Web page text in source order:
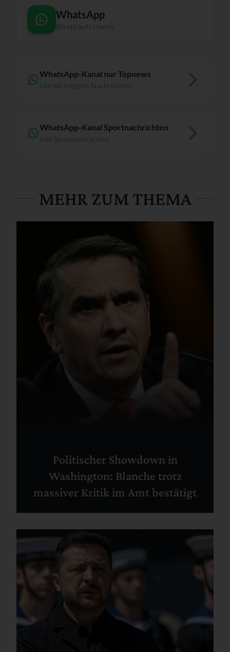
WhatsApp
WhatsApp-Kanal nur Topnews
WhatsApp-Kanal Sportnachrichten
MEHR ZUM THEMA
Politischer Showdown in
Washington: Blanche trotz
massiver Kritik im Amt bestätigt